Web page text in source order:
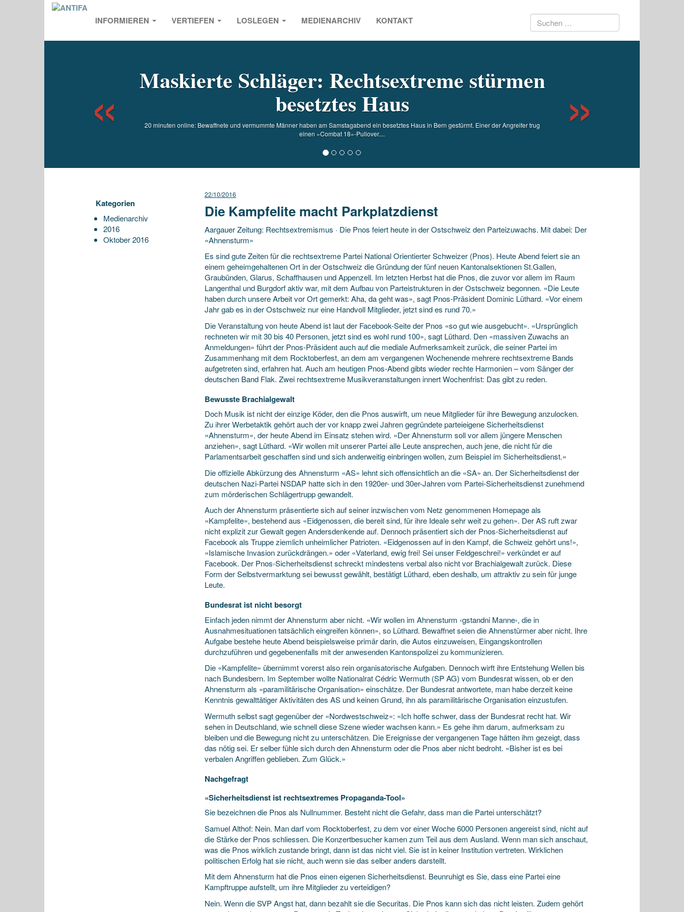
INFORMIEREN VERTIEFEN LOSLEGEN MEDIENARCHIV KONTAKT Suchen
Maskierte Schläger: Rechtsextreme stürmen
besetztes Haus
20 minuten online: Bewaffnete und vermummte Männer haben am Samstagabend ein besetztes Haus in Bern gestürmt. Einer der Angreifer trug
einen «Combat 18»-Pullover....
Previous
Kategorien
Medienarchiv
2016
Oktober 2016
22/10/2016
Die Kampfelite macht Parkplatzdienst
Aargauer Zeitung: Rechtsextremismus · Die Pnos feiert heute in der Ostschweiz den Parteizuwachs. Mit dabei: Der
«Ahnensturm»
Es sind gute Zeiten für die rechtsextreme Partei National Orientierter Schweizer (Pnos). Heute Abend feiert sie an
einem geheimgehaltenen Ort in der Ostschweiz die Gründung der fünf neuen Kantonalsektionen St.Gallen,
Graubünden, Glarus, Schaffhausen und Appenzell. Im letzten Herbst hat die Pnos, die zuvor vor allem im Raum
Langenthal und Burgdorf aktiv war, mit dem Aufbau von Parteistrukturen in der Ostschweiz begonnen. «Die Leute
haben durch unsere Arbeit vor Ort gemerkt: Aha, da geht was», sagt Pnos-Präsident Dominic Lüthard. «Vor einem
Jahr gab es in der Ostschweiz nur eine Handvoll Mitglieder, jetzt sind es rund 70.»
Die Veranstaltung von heute Abend ist laut der Facebook-Seite der Pnos «so gut wie ausgebucht». «Ursprünglich
rechneten wir mit 30 bis 40 Personen, jetzt sind es wohl rund 100», sagt Lüthard. Den «massiven Zuwachs an
Anmeldungen» führt der Pnos-Präsident auch auf die mediale Aufmerksamkeit zurück, die seiner Partei im
Zusammenhang mit dem Rocktoberfest, an dem am vergangenen Wochenende mehrere rechtsextreme Bands
aufgetreten sind, erfahren hat. Auch am heutigen Pnos-Abend gibts wieder rechte Harmonien – vom Sänger der
deutschen Band Flak. Zwei rechtsextreme Musikveranstaltungen innert Wochenfrist: Das gibt zu reden.
Bewusste Brachialgewalt
Doch Musik ist nicht der einzige Köder, den die Pnos auswirft, um neue Mitglieder für ihre Bewegung anzulocken.
Zu ihrer Werbetaktik gehört auch der vor knapp zwei Jahren gegründete parteieigene Sicherheitsdienst
«Ahnensturm», der heute Abend im Einsatz stehen wird. «Der Ahnensturm soll vor allem jüngere Menschen
anziehen», sagt Lüthard. «Wir wollen mit unserer Partei alle Leute ansprechen, auch jene, die nicht für die
Parlamentsarbeit geschaffen sind und sich anderweitig einbringen wollen, zum Beispiel im Sicherheitsdienst.»
Die offizielle Abkürzung des Ahnensturm «AS» lehnt sich offensichtlich an die «SA» an. Der Sicherheitsdienst der
deutschen Nazi-Partei NSDAP hatte sich in den 1920er- und 30er-Jahren vom Partei-Sicherheitsdienst zunehmend
zum mörderischen Schlägertrupp gewandelt.
Auch der Ahnensturm präsentierte sich auf seiner inzwischen vom Netz genommenen Homepage als
«Kampfelite», bestehend aus «Eidgenossen, die bereit sind, für ihre Ideale sehr weit zu gehen». Der AS ruft zwar
nicht explizit zur Gewalt gegen Andersdenkende auf. Dennoch präsentiert sich der Pnos-Sicherheitsdienst auf
Facebook als Truppe ziemlich unheimlicher Patrioten. «Eidgenossen auf in den Kampf, die Schweiz gehört uns!»,
«Islamische Invasion zurückdrängen.» oder «Vaterland, ewig frei! Sei unser Feldgeschrei!» verkündet er auf
Facebook. Der Pnos-Sicherheitsdienst schreckt mindestens verbal also nicht vor Brachialgewalt zurück. Diese
Form der Selbstvermarktung sei bewusst gewählt, bestätigt Lüthard, eben deshalb, um attraktiv zu sein für junge
Leute.
Bundesrat ist nicht besorgt
Einfach jeden nimmt der Ahnensturm aber nicht. «Wir wollen im Ahnensturm ‹gstandni Manne›, die in
Ausnahmesituationen tatsächlich eingreifen können», so Lüthard. Bewaffnet seien die Ahnenstürmer aber nicht. Ihre
Aufgabe bestehe heute Abend beispielsweise primär darin, die Autos einzuweisen, Eingangskontrollen
durchzuführen und gegebenenfalls mit der anwesenden Kantonspolizei zu kommunizieren.
Die «Kampfelite» übernimmt vorerst also rein organisatorische Aufgaben. Dennoch wirft ihre Entstehung Wellen bis
nach Bundesbern. Im September wollte Nationalrat Cédric Wermuth (SP AG) vom Bundesrat wissen, ob er den
Ahnensturm als «paramilitärische Organisation» einschätze. Der Bundesrat antwortete, man habe derzeit keine
Kenntnis gewalttätiger Aktivitäten des AS und keinen Grund, ihn als paramilitärische Organisation einzustufen.
Wermuth selbst sagt gegenüber der «Nordwestschweiz»: «Ich hoffe schwer, dass der Bundesrat recht hat. Wir
sehen in Deutschland, wie schnell diese Szene wieder wachsen kann.» Es gehe ihm darum, aufmerksam zu
bleiben und die Bewegung nicht zu unterschätzen. Die Ereignisse der vergangenen Tage hätten ihm gezeigt, dass
das nötig sei. Er selber fühle sich durch den Ahnensturm oder die Pnos aber nicht bedroht. «Bisher ist es bei
verbalen Angriffen geblieben. Zum Glück.»
Nachgefragt
«Sicherheitsdienst ist rechtsextremes Propaganda-Tool»
Sie bezeichnen die Pnos als Nullnummer. Besteht nicht die Gefahr, dass man die Partei unterschätzt?
Samuel Althof: Nein. Man darf vom Rocktoberfest, zu dem vor einer Woche 6000 Personen angereist sind, nicht auf
die Stärke der Pnos schliessen. Die Konzertbesucher kamen zum Teil aus dem Ausland. Wenn man sich anschaut,
was die Pnos wirklich zustande bringt, dann ist das nicht viel. Sie ist in keiner Institution vertreten. Wirklichen
politischen Erfolg hat sie nicht, auch wenn sie das selber anders darstellt.
Mit dem Ahnensturm hat die Pnos einen eigenen Sicherheitsdienst. Beunruhigt es Sie, dass eine Partei eine
Kampftruppe aufstellt, um ihre Mitglieder zu verteidigen?
Nein. Wenn die SVP Angst hat, dann bezahlt sie die Securitas. Die Pnos kann sich das nicht leisten. Zudem gehört